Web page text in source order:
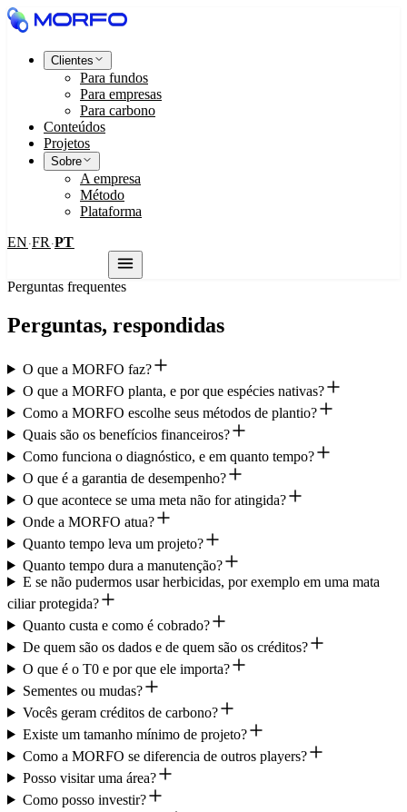
Clientes
Para fundos
Para empresas
Para carbono
Conteúdos
Projetos
Sobre
A empresa
Método
Plataforma
EN ·FR ·PT
Perguntas frequentes
Perguntas, respondidas
O que a MORFO faz?
O que a MORFO planta, e por que espécies nativas?
Como a MORFO escolhe seus métodos de plantio?
Quais são os benefícios financeiros?
Como funciona o diagnóstico, e em quanto tempo?
O que é a garantia de desempenho?
O que acontece se uma meta não for atingida?
Onde a MORFO atua?
Quanto tempo leva um projeto?
Quanto tempo dura a manutenção?
E se não pudermos usar herbicidas, por exemplo em uma mata
ciliar protegida?
Quanto custa e como é cobrado?
De quem são os dados e de quem são os créditos?
O que é o T0 e por que ele importa?
Sementes ou mudas?
Vocês geram créditos de carbono?
Existe um tamanho mínimo de projeto?
Como a MORFO se diferencia de outros players?
Posso visitar uma área?
Como posso investir?